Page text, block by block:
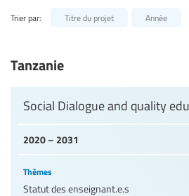
Trier par: Titre du projet Année
Tanzanie
2020 – 2031
Social Dialogue and quality
Thèmes
Statut des enseignant.e.s